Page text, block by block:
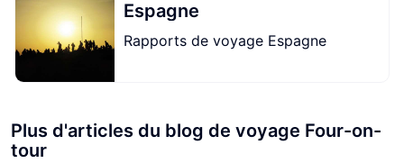
Espagne
Rapports de voyage Espagne
Plus d'articles du blog de voyage Four-on-
tour